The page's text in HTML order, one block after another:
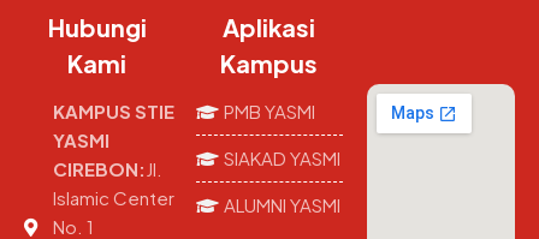
Hubungi
Kami
KAMPUS STIE
YASMI
CIREBON: Jl.
Islamic Center
No. 1
Aplikasi
Kampus
PMB YASMI
SIAKAD YASMI
ALUMNI YASMI